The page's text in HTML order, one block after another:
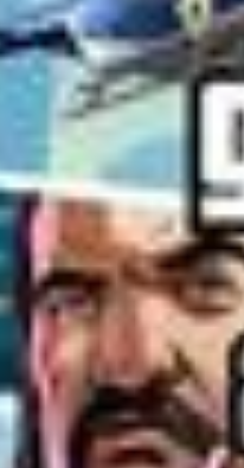
Rockstar и Netflix
новый трейлер
6 первыми
29